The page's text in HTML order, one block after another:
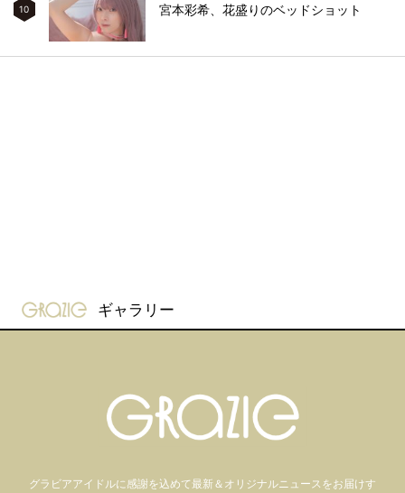
10 宮本彩希、花盛りのベッドショット
gravure-grazie
ギャラリー
グラビアアイドルに感謝を込めて最新＆オリジナルニュースをお届けす